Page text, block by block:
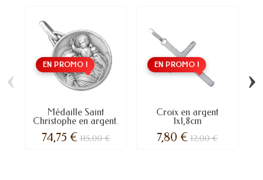
EN PROMO !
Médaille Saint
Christophe en argent.
74,75 €115,00 €
EN PROMO !
Croix en argent
1x1,8cm
7,80 € 12,00 €
‹ ›